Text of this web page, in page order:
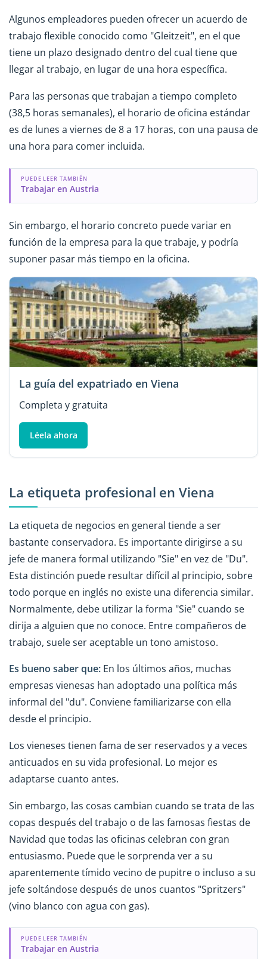
Algunos empleadores pueden ofrecer un acuerdo de
trabajo flexible conocido como "Gleitzeit", en el que
tiene un plazo designado dentro del cual tiene que
llegar al trabajo, en lugar de una hora específica.
Para las personas que trabajan a tiempo completo
(38,5 horas semanales), el horario de oficina estándar
es de lunes a viernes de 8 a 17 horas, con una pausa de
una hora para comer incluida.
PUEDE LEER TAMBIÉN
Trabajar en Austria
Sin embargo, el horario concreto puede variar en
función de la empresa para la que trabaje, y podría
suponer pasar más tiempo en la oficina.
La guía del expatriado en Viena
Completa y gratuita
Léela ahora
La etiqueta profesional en Viena
La etiqueta de negocios en general tiende a ser
bastante conservadora. Es importante dirigirse a su
jefe de manera formal utilizando "Sie" en vez de "Du".
Esta distinción puede resultar difícil al principio, sobre
todo porque en inglés no existe una diferencia similar.
Normalmente, debe utilizar la forma "Sie" cuando se
dirija a alguien que no conoce. Entre compañeros de
trabajo, suele ser aceptable un tono amistoso.
Es bueno saber que: En los últimos años, muchas
empresas vienesas han adoptado una política más
informal del "du". Conviene familiarizarse con ella
desde el principio.
Los vieneses tienen fama de ser reservados y a veces
anticuados en su vida profesional. Lo mejor es
adaptarse cuanto antes.
Sin embargo, las cosas cambian cuando se trata de las
copas después del trabajo o de las famosas fiestas de
Navidad que todas las oficinas celebran con gran
entusiasmo. Puede que le sorprenda ver a su
aparentemente tímido vecino de pupitre o incluso a su
jefe soltándose después de unos cuantos "Spritzers"
(vino blanco con agua con gas).
PUEDE LEER TAMBIÉN
Trabajar en Austria